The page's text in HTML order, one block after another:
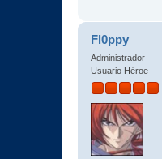
Fl0ppy
Administrador
Usuario Héroe